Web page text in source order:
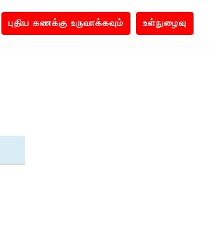
புதிய கணக்கு உருவாக்கவும் உள்நுழைவு